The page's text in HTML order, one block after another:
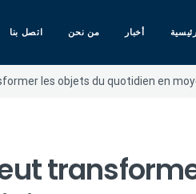
أخبار من نحن اتصل بنا
les objets du quotidien en